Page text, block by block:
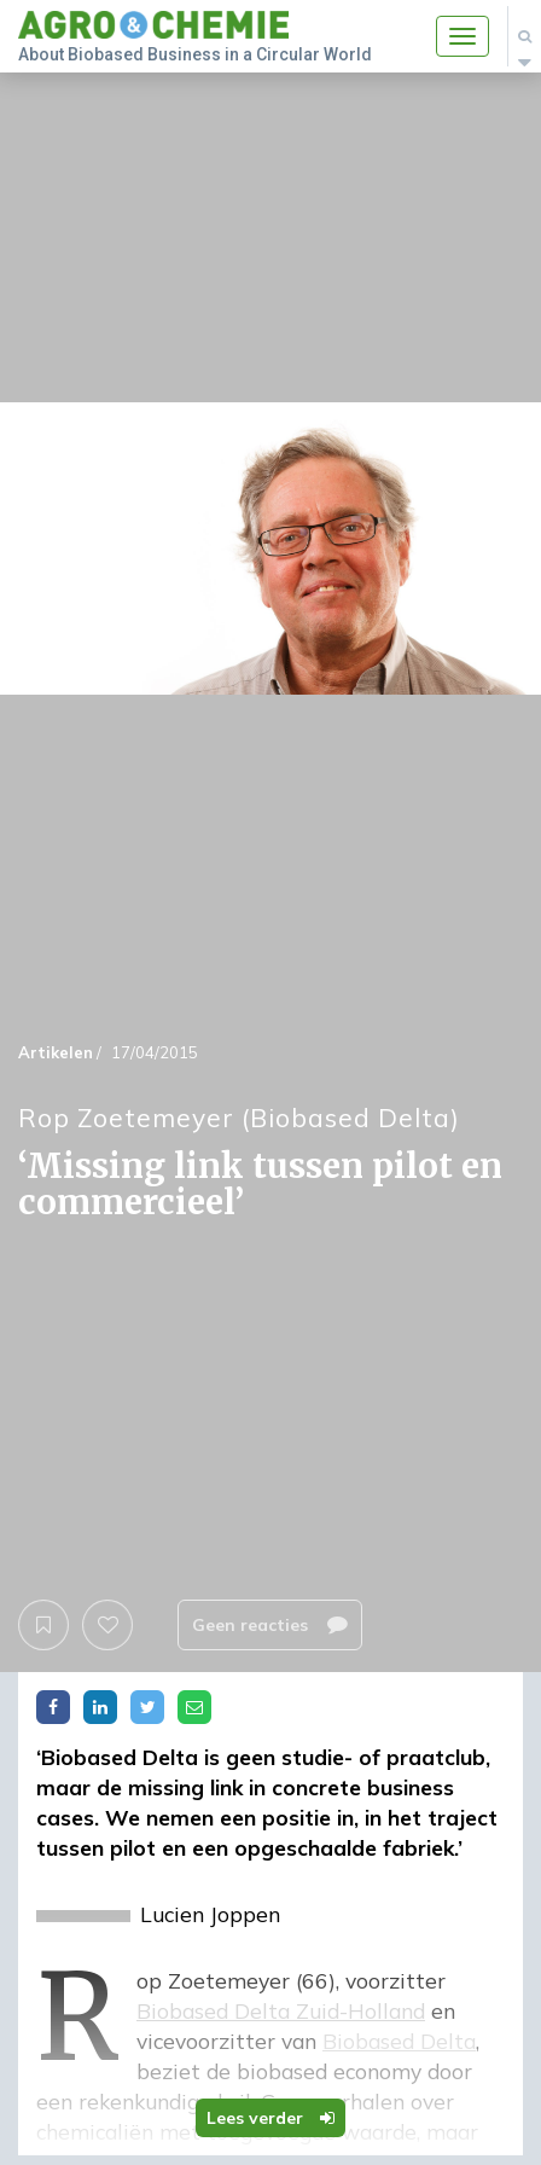
Toggle
About Biobased Business in a Circular World
Artikelen / 17/04/2015
Rop Zoetemeyer (Biobased Delta)
‘Missing link tussen pilot en
commercieel’
Geen reacties
Lees verder
‘Biobased Delta is geen studie- of praatclub,
maar de missing link in concrete business
cases. We nemen een positie in, in het traject
tussen pilot en een opgeschaalde fabriek.’
Lucien Joppen
r
Rop Zoetemeyer (66), voorzitter
Biobased Delta Zuid-Holland en
vicevoorzitter van Biobased Delta,
beziet de biobased economy door
een rekenkundige bril. Geen verhalen over
chemicaliën met toegevoegde waarde, maar